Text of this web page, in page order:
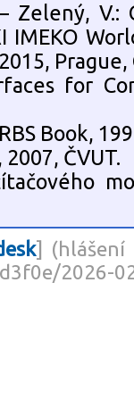
Zelený,
for
Book,
ČVUT.
] (hlášení
2026-